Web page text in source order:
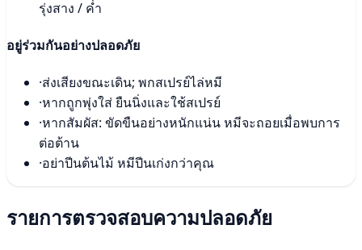
รุ่งสาง / ค่ำ
อยู่ร่วมกันอย่างปลอดภัย
·ส่งเสียงขณะเดิน; พกสเปรย์ไล่หมี
·หากถูกพุ่งใส่ ยืนนิ่งและใช้สเปรย์
·หากสัมผัส: ขัดขืนอย่างหนักแน่น หมีจะถอยเมื่อพบการ
ต่อต้าน
·อย่าปีนต้นไม้ หมีปีนเก่งกว่าคุณ
รายการตรวจสอบความปลอดภัย